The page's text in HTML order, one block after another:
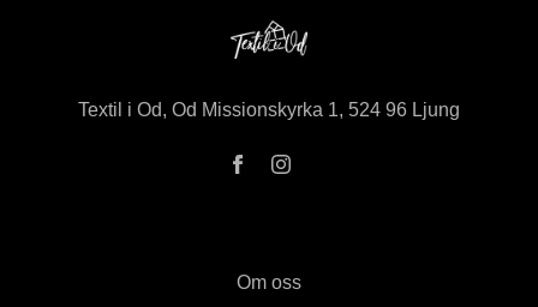
Textil i Od, Od Missionskyrka 1, 524 96 Ljung
Om oss